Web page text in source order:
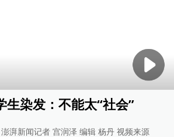
生染发：不能太“社会”
澎湃新闻记者 宫润泽 编辑 杨丹 视频来源